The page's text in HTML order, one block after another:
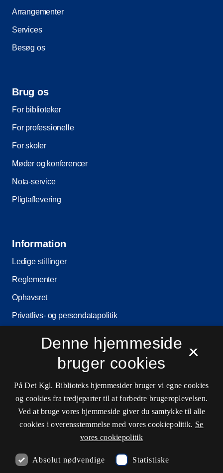
Arrangementer
Services
Besøg os
Brug os
For biblioteker
For professionelle
For skoler
Møder og konferencer
Nota-service
Pligtaflevering
Information
Ledige stillinger
Reglementer
Ophavsret
Privatlivs- og persondatapolitik
Cookieindstillinger
Kontaktinformationer
Åbningstider
×
Denne hjemmeside
bruger cookies
På Det Kgl. Biblioteks hjemmesider bruger vi egne cookies
og cookies fra tredjeparter til at forbedre brugeroplevelsen.
Ved at bruge vores hjemmeside giver du samtykke til alle
cookies i overensstemmelse med vores cookiepolitik. Se
vores cookiepolitik
Absolut nødvendige Statistiske